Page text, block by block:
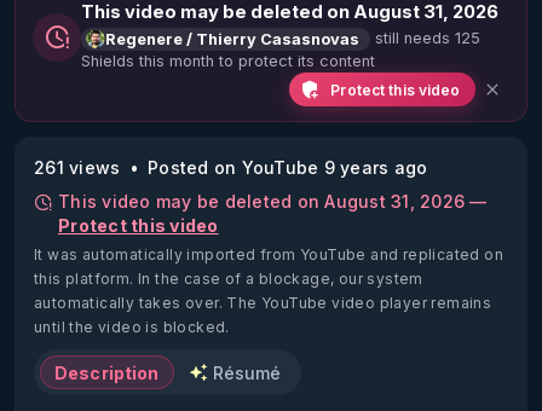
This video may be deleted on August 31, 2026
Regenere / Thierry Casasnovas
still needs 125
Shields this month to protect its content
Protect this video
261 views
Posted on YouTube 9 years ago
This video may be deleted on August 31, 2026 —
Protect this video
It was automatically imported from YouTube and replicated on
this platform. In the case of a blockage, our system
automatically takes over. The YouTube video player remains
until the video is blocked.
Description Résumé